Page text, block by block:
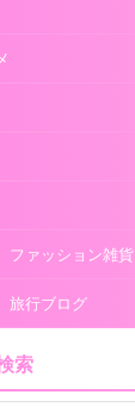
ファッション雑貨
旅行ブログ
索